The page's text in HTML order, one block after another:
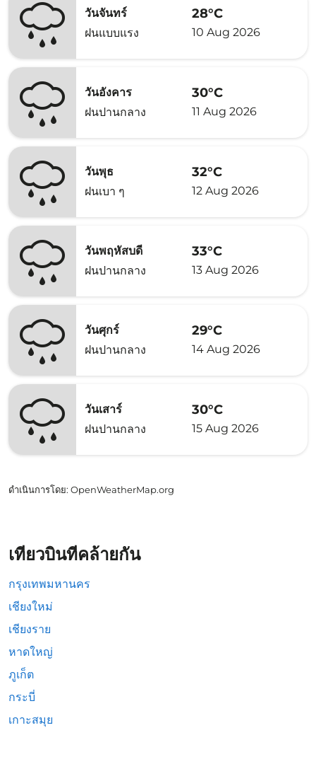
วันจันทร์
ฝนแบบแรง
28°C
10 Aug 2026
วันอังคาร
ฝนปานกลาง
30°C
11 Aug 2026
วันพุธ
ฝนเบา ๆ
32°C
12 Aug 2026
วันพฤหัสบดี
ฝนปานกลาง
33°C
13 Aug 2026
วันศุกร์
ฝนปานกลาง
29°C
14 Aug 2026
วันเสาร์
ฝนปานกลาง
30°C
15 Aug 2026
ดำเนินการโดย: OpenWeatherMap.org
เที่ยวบินที่คล้ายกัน
กรุงเทพมหานคร
เชียงใหม่
เชียงราย
หาดใหญ่
ภูเก็ต
กระบี่
เกาะสมุย